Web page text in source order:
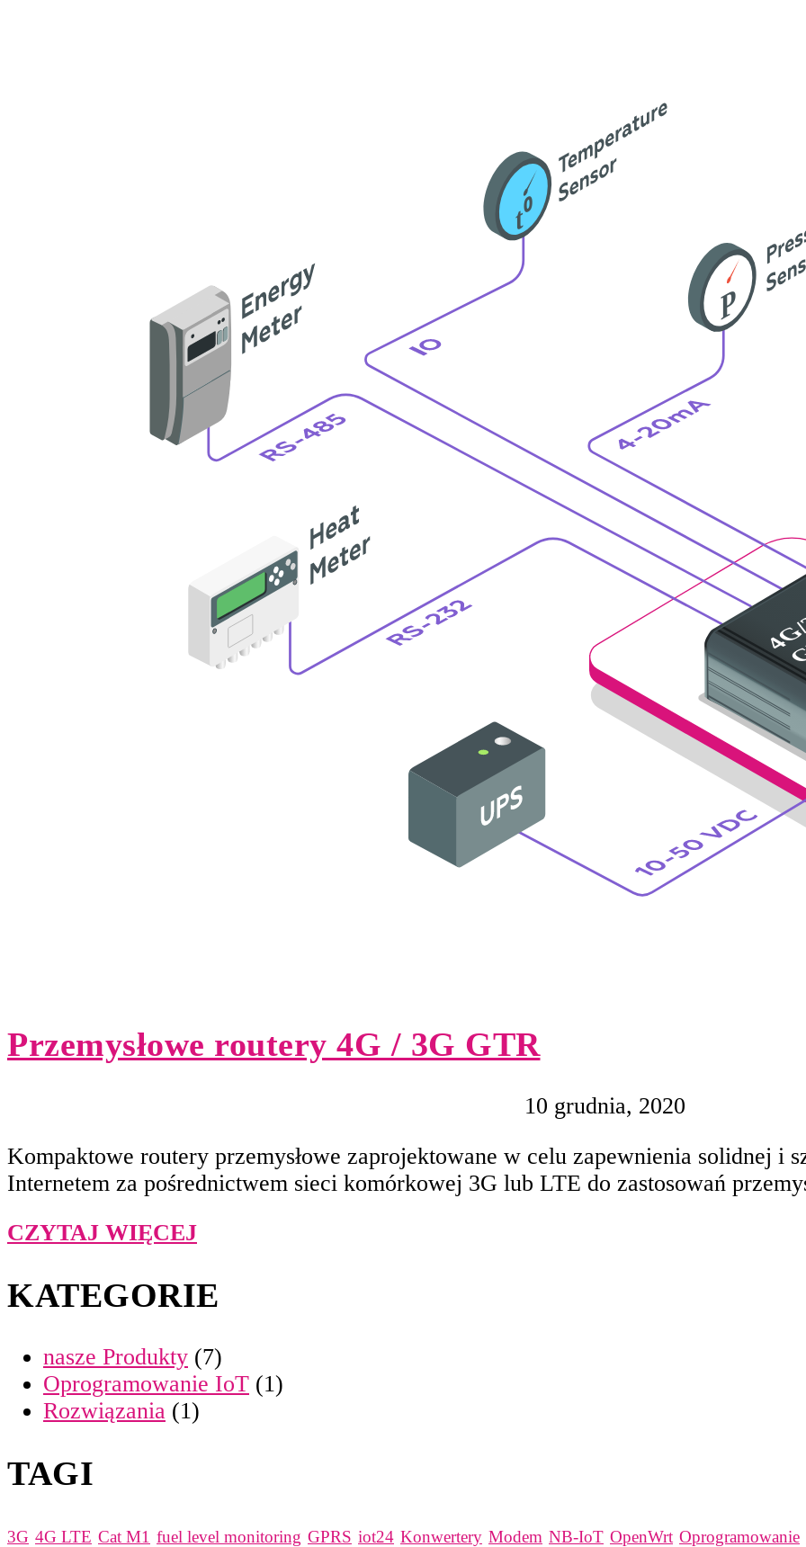
Przemysłowe routery 4G / 3G GTR
10 grudnia, 2020
Kompaktowe routery przemysłowe zaprojektowane w celu zapewnienia solidnej i
Internetem za pośrednictwem sieci komórkowej 3G lub LTE do zastosowań
CZYTAJ WIĘCEJ
KATEGORIE
nasze Produkty (7)
Oprogramowanie IoT (1)
Rozwiązania (1)
TAGI
3G 4G LTE Cat M1 fuel level monitoring GPRS iot24 Konwertery Modem NB-IoT OpenWrt Oprogramowanie